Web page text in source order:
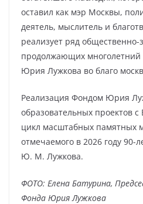
оставил как мэр Москвы,
деятель, мыслитель и
реализует ряд
продолжающих многолетний
Юрия Лужкова во благо
Реализация Фондом Юрия
образовательных проектов
цикл масштабных памятных
отмечаемого в 2026 году 90-
Ю. М. Лужкова.
ФОТО: Елена Батурина,
Фонда Юрия Лужкова